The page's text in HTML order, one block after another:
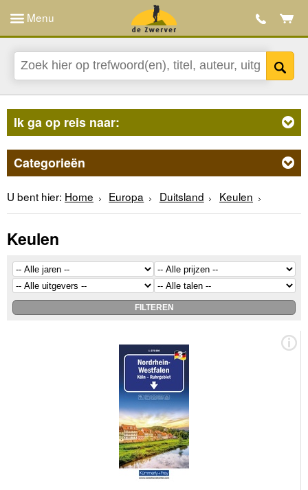
Menu
Ik ga op reis naar:
Categorieën
U bent hier: Home Europa Duitsland Keulen
Keulen